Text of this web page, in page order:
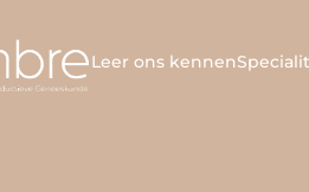
Leer ons kennen